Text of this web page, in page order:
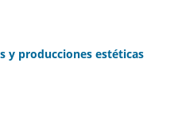
y producciones estéticas